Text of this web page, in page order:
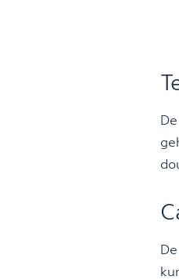
De
De